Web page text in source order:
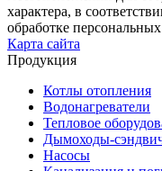
характера, в
обработке
Карта сайта
Продукция
Котлы отопления
Водонагреватели
Тепловое
Дымоходы-
Насосы